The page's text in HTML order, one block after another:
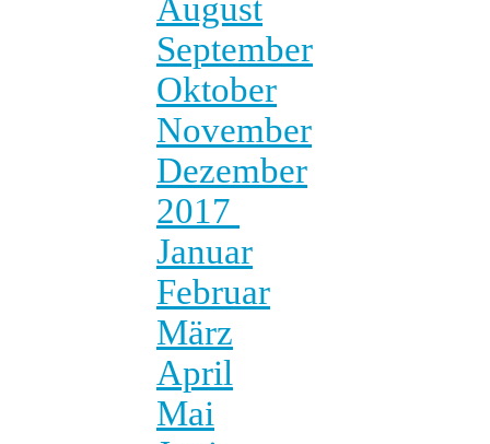
August
September
Oktober
November
Dezember
2017
Januar
Februar
März
April
Mai